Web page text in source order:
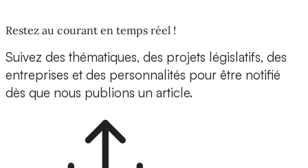
Restez au courant en temps réel !
Suivez des thématiques, des projets législatifs, des
entreprises et des personnalités pour être notifié
dès que nous publions un article.